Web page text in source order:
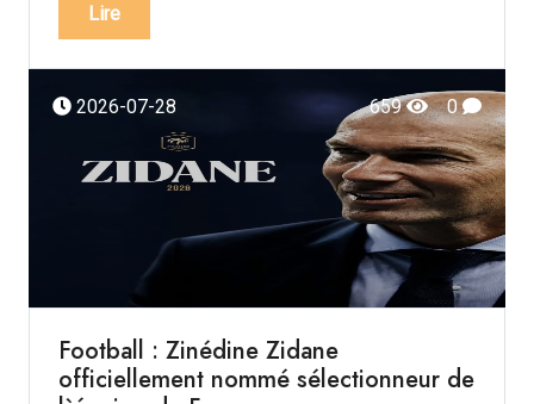
Lire
2026-07-28 659 0
Football : Zinédine Zidane
officiellement nommé sélectionneur de